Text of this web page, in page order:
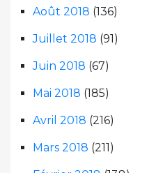
Août 2018 (136)
Juillet 2018 (91)
Juin 2018 (67)
Mai 2018 (185)
Avril 2018 (216)
Mars 2018 (211)